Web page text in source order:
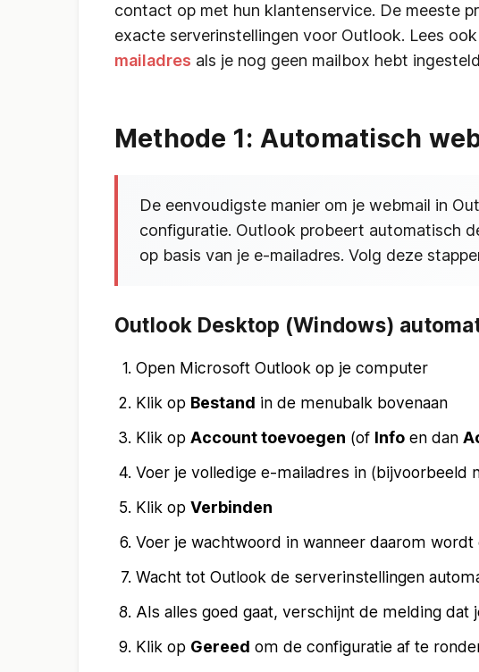
contact op met hun klantenservice. De meeste
exacte serverinstellingen voor Outlook. Lees
mailadres als je nog geen mailbox hebt
Methode 1: Automatisch
De eenvoudigste manier om je webmail in
configuratie. Outlook probeert automatisch
op basis van je e-mailadres. Volg deze
Outlook Desktop (Windows)
Open Microsoft Outlook op je computer
Klik op Bestand in de menubalk bovenaan
Klik op Account toevoegen (of Info en dan
Voer je volledige e-mailadres in (bijvoorbeeld
Klik op Verbinden
Voer je wachtwoord in wanneer daarom wordt
Wacht tot Outlook de serverinstellingen
Als alles goed gaat, verschijnt de melding
Klik op Gereed om de configuratie af te